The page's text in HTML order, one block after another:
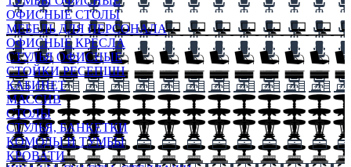
ОФИСНЫЕ СТОЛЫ
МЕБЕЛЬ ДЛЯ ПЕРСОНАЛА
ОФИСНЫЕ КРЕСЛА
СТУЛЬЯ ОФИСНЫЕ
СТОЙКИ РЕСЕПШН
КАБИНЕТ
МАССИВ
СТОЛЫ
СТУЛЬЯ, БАНКЕТКИ
КОМОДЫ И ТУМБЫ
КРОВАТИ